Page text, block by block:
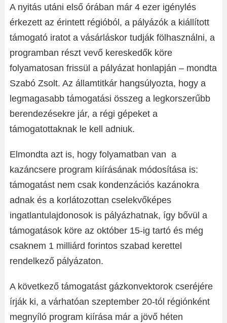
A nyitás utáni első órában már 4 ezer igénylés
érkezett az érintett régióból, a pályázók a kiállított
támogató iratot a vásárláskor tudják fölhasználni, a
programban részt vevő kereskedők köre
folyamatosan frissül a pályázat honlapján – mondta
Szabó Zsolt. Az államtitkár hangsúlyozta, hogy a
legmagasabb támogatási összeg a legkorszerűbb
berendezésekre jár, a régi gépeket a
támogatottaknak le kell adniuk.
Elmondta azt is, hogy folyamatban van a
kazáncsere program kiírásának módosítása is:
támogatást nem csak kondenzációs kazánokra
adnak és a korlátozottan cselekvőképes
ingatlantulajdonosok is pályázhatnak, így bővül a
támogatások köre az október 15-ig tartó és még
csaknem 1 milliárd forintos szabad kerettel
rendelkező pályázaton.
A következő támogatást gázkonvektorok cseréjére
írják ki, a várhatóan szeptember 20-tól régiónként
megnyíló program kiírása már a jövő héten